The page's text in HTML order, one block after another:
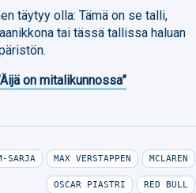
täytyy olla: Tämä on se talli,
tai tässä tallissa haluan
on mitalikunnossa”
SARJA MAX VERSTAPPEN MCLAREN
OSCAR PIASTRI RED BULL